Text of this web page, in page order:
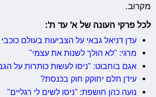
מקרוב.
לכל פרקי העונה של א' עד ת':
עדן דניאל גבאי על הצביעות בעולם
מרגי: "לא הולך לשנות את עצמי"
אגם בוחבוט: "ניסו לעשות כותרות על
עידן תלם יחוקק חוק בכנסת?
נועה כהן חושפת: "ניסו לשים לי רגליים"